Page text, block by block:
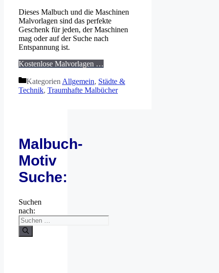
Dieses Malbuch und die Maschinen
Malvorlagen sind das perfekte
Geschenk für jeden, der Maschinen
mag oder auf der Suche nach
Entspannung ist.
Kostenlose Malvorlagen …
Kategorien Allgemein, Städte &
Technik, Traumhafte Malbücher
Malbuch-
Motiv
Suche:
Suchen
nach: